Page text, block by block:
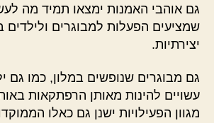
גם אוהבי האמנות ימצאו תמיד מה
שמציעים הפעלות למבוגרים ולילדים
יצירתיות.
גם מבוגרים שנופשים במלון, כמו גם
עשויים להינות מאותן הרפתקאות
מגוון הפעילויות ישנן גם כאלו